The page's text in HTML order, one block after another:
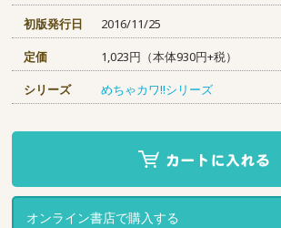
初版発行日
2016/11/25
定価
1,023円（本体930円+税）
シリーズ
めちゃカワ!!シリーズ
オンライン書店で購入する